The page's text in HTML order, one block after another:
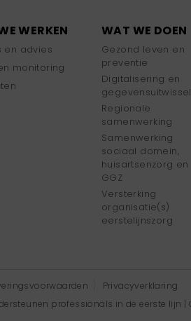
WERKEN
en advies
monitoring
WAT WE DOEN
Gezond leven en
preventie
Digitalisering en
Regionale
samenwerking
Samenwerking
sociaal domein,
huisartsenzorg en
GGZ
Versterking
organisatie(s)
eerstelijnszorg
Privacyverklaring
professionals in de eerste lijn |